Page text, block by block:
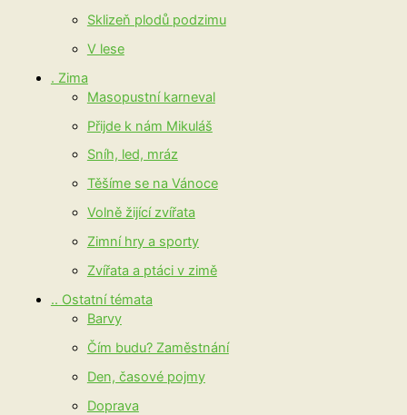
Sklizeň plodů podzimu
V lese
. Zima
Masopustní karneval
Přijde k nám Mikuláš
Sníh, led, mráz
Těšíme se na Vánoce
Volně žijící zvířata
Zimní hry a sporty
Zvířata a ptáci v zimě
.. Ostatní témata
Barvy
Čím budu? Zaměstnání
Den, časové pojmy
Doprava